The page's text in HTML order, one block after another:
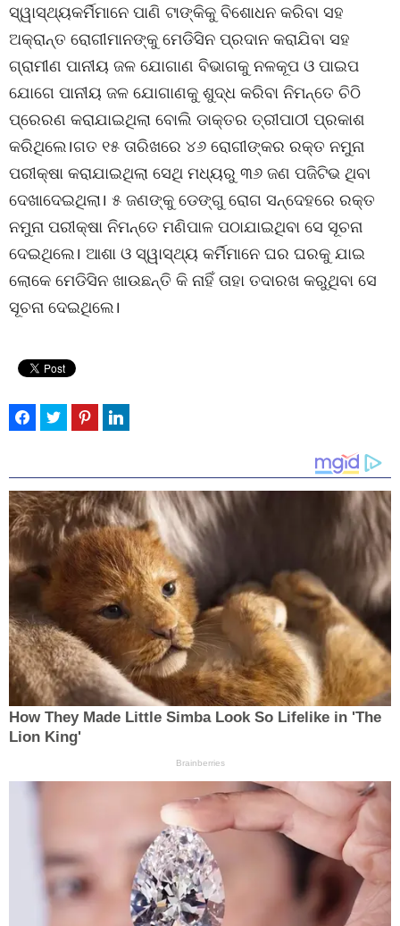
ସ୍ୱାସ୍ଥ୍ୟକର୍ମିମାନେ ପାଣି ଟାଙ୍କିକୁ ବିଶୋଧନ କରିବା ସହ
ଅକ୍ରାନ୍ତ ରୋଗୀମାନଙ୍କୁ ମେଡିସିନ ପ୍ରଦାନ କରାଯିବା ସହ
ଗ୍ରାମୀଣ ପାନୀୟ ଜଳ ଯୋଗାଣ ବିଭାଗକୁ ନଳକୂପ ଓ ପାଇପ
ଯୋଗେ ପାନୀୟ ଜଳ ଯୋଗାଣକୁ ଶୁଦ୍ଧ କରିବା ନିମନ୍ତେ ଚିଠି
ପ୍ରେରଣ କରାଯାଇଥିଲା ବୋଲି ଡାକ୍ତର ତ୍ରୀପାଠୀ ପ୍ରକାଶ
କରିଥିଲେ।ଗତ ୧୫ ତାରିଖରେ ୪୬ ରୋଗୀଙ୍କର ରକ୍ତ ନମୁନା
ପରୀକ୍ଷା କରାଯାଇଥିଲା ସେଥି ମଧ୍ୟରୁ ୩୬ ଜଣ ପଜିଟିଭ ଥିବା
ଦେଖାଦେଇଥିଲା। ୫ ଜଣଙ୍କୁ ଡେଙ୍ଗୁ ରୋଗ ସନ୍ଦେହରେ ରକ୍ତ
ନମୁନା ପରୀକ୍ଷା ନିମନ୍ତେ ମଣିପାଳ ପଠାଯାଇଥିବା ସେ ସୂଚନା
ଦେଇଥିଲେ। ଆଶା ଓ ସ୍ୱାସ୍ଥ୍ୟ କର୍ମିମାନେ ଘର ଘରକୁ ଯାଇ
ଲୋକେ ମେଡିସିନ ଖାଉଛନ୍ତି କି ନାହିଁ ତାହା ତଦାରଖ କରୁଥିବା ସେ
ସୂଚନା ଦେଇଥିଲେ।